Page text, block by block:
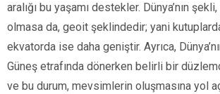
aralığı bu yaşamı destekler. Dünya’nın
olmasa da, geoit şeklindedir; yani
ekvatorda ise daha geniştir. Ayrıca,
Güneş etrafında dönerken belirli bir
ve bu durum, mevsimlerin oluşmasına yol